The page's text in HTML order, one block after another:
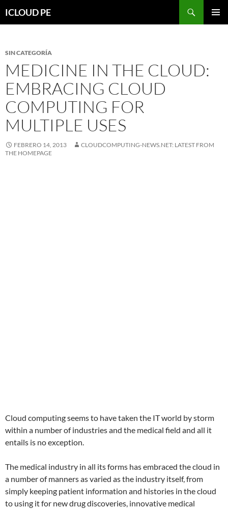
hacia
ICLOUD PE
SIN CATEGORÍA
MEDICINE IN THE CLOUD:
EMBRACING CLOUD
COMPUTING FOR
MULTIPLE USES
FEBRERO 14, 2013
CLOUDCOMPUTING-NEWS.NET: LATEST FROM
THE HOMEPAGE
Cloud computing seems to have taken the IT world by storm
within a number of industries and the medical field and all it
entails is no exception.
The medical industry in all its forms has embraced the cloud in
a number of manners as varied as the industry itself, from
simply keeping patient information and histories in the cloud
to using it for new drug discoveries, innovative medical